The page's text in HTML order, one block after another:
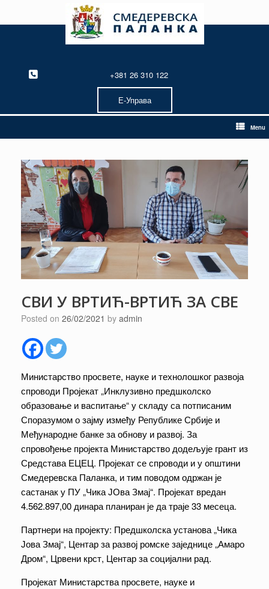
content
+381 26 310 122
Е-Управа
Menu
СВИ У ВРТИЋ-ВРТИЋ ЗА СВЕ
Posted on 26/02/2021 by admin
Министарство просвете, науке и технолошког развоја
спроводи Пројекат „Инклузивно предшколско
образовање и васпитање“ у складу са потписаним
Споразумом о зајму између Републике Србије и
Међународне банке за обнову и развој. За
спровођење пројекта Министарство додељује грант из
Средстава ЕЦЕЦ. Пројекат се спроводи и у општини
Смедеревска Паланка, и тим поводом одржан је
састанак у ПУ „Чика ЈОва Змај“. Пројекат вредан
4.562.897,00 динара планиран је да траје 33 месеца.
Партнери на пројекту: Предшколска установа „Чика
Јова Змај“, Центар за развој ромске заједнице „Амаро
Дром“, Црвени крст, Центар за социјални рад.
Пројекат Министарства просвете, науке и